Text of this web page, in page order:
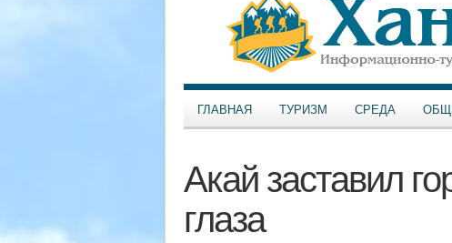
ГЛАВНАЯ ТУРИЗМ СРЕДА
Акай заставил
глаза